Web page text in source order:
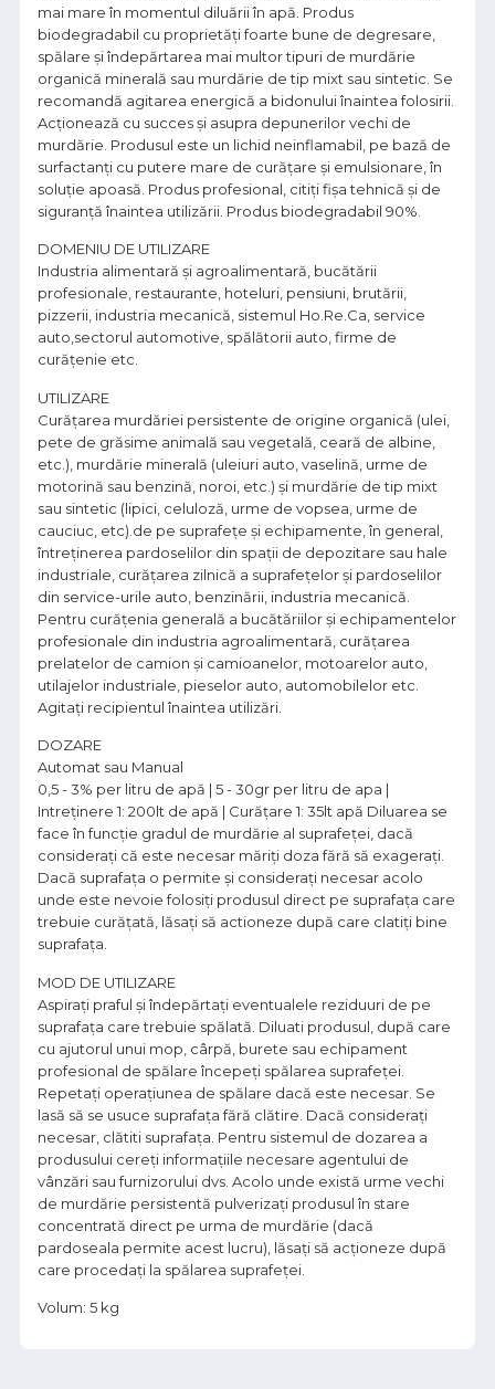
mai mare în momentul diluării în apă. Produs
biodegradabil cu proprietăţi foarte bune de degresare,
spălare şi îndepărtarea mai multor tipuri de murdărie
organică minerală sau murdărie de tip mixt sau sintetic. Se
recomandă agitarea energică a bidonului înaintea folosirii.
Acţionează cu succes şi asupra depunerilor vechi de
murdărie. Produsul este un lichid neinflamabil, pe bază de
surfactanţi cu putere mare de curăţare şi emulsionare, în
soluţie apoasă. Produs profesional, citiţi fişa tehnică și de
siguranţă înaintea utilizării. Produs biodegradabil 90%.
DOMENIU DE UTILIZARE
Industria alimentară şi agroalimentară, bucătării
profesionale, restaurante, hoteluri, pensiuni, brutării,
pizzerii, industria mecanică, sistemul Ho.Re.Ca, service
auto,sectorul automotive, spălătorii auto, firme de
curățenie etc.
UTILIZARE
Curăţarea murdăriei persistente de origine organică (ulei,
pete de grăsime animală sau vegetală, ceară de albine,
etc.), murdărie minerală (uleiuri auto, vaselină, urme de
motorină sau benzină, noroi, etc.) şi murdărie de tip mixt
sau sintetic (lipici, celuloză, urme de vopsea, urme de
cauciuc, etc).de pe suprafeţe şi echipamente, în general,
întreţinerea pardoselilor din spaţii de depozitare sau hale
industriale, curăţarea zilnică a suprafeţelor şi pardoselilor
din service-urile auto, benzinării, industria mecanică.
Pentru curăţenia generală a bucătăriilor şi echipamentelor
profesionale din industria agroalimentară, curăţarea
prelatelor de camion şi camioanelor, motoarelor auto,
utilajelor industriale, pieselor auto, automobilelor etc.
Agitați recipientul înaintea utilizări.
DOZARE
Automat sau Manual
0,5 - 3% per litru de apă | 5 - 30gr per litru de apa |
Intreținere 1: 200lt de apă | Curățare 1: 35lt apă Diluarea se
face în funcţie gradul de murdărie al suprafeței, dacă
consideraţi că este necesar măriţi doza fără să exagerați.
Dacă suprafața o permite și consideraţi necesar acolo
unde este nevoie folosiţi produsul direct pe suprafaţa care
trebuie curăţată, lăsaţi să actioneze după care clatiţi bine
suprafața.
MOD DE UTILIZARE
Aspiraţi praful şi îndepărtaţi eventualele reziduuri de pe
suprafaţa care trebuie spălată. Diluati produsul, după care
cu ajutorul unui mop, cârpă, burete sau echipament
profesional de spălare începeți spălarea suprafeţei.
Repetaţi operaţiunea de spălare dacă este necesar. Se
lasă să se usuce suprafaţa fără clătire. Dacă considerați
necesar, clătiti suprafaţa. Pentru sistemul de dozarea a
produsului cereţi informațiile necesare agentului de
vânzări sau furnizorului dvs. Acolo unde există urme vechi
de murdărie persistentă pulverizaţi produsul în stare
concentrată direct pe urma de murdărie (dacă
pardoseala permite acest lucru), lăsaţi să acţioneze după
care procedaţi la spălarea suprafeţei.
Volum: 5 kg